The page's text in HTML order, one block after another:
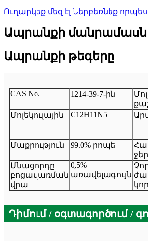
Ուղարկեք մեզ էլ Ներբեռնեք որպես
Ապրանքի մանրամասն
Ապրանքի թեգերը
CAS No. 1214-39-7-ին
Մոլեկուլային C12H11N5
Մաքրություն
99.0% րոպե
Մնացորդը
բոցավառման
վրա
0,5%
առավելագույն
Դիմում / օգտագործում /